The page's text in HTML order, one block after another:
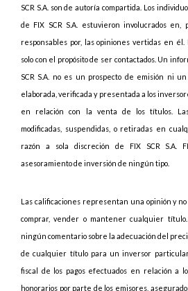
SCR S.A. son de autoría compartida. Los
de FIX SCR S.A. estuvieron involucrados
responsables por, las opiniones vertidas en él.
solo con el propósito de ser contactados. Un
SCR S.A. no es un prospecto de emisión ni
elaborada, verificada y presentada a los
en relación con la venta de los títulos.
modificadas, suspendidas, o retiradas en
razón a sola discreción de FIX SCR S.A.
asesoramiento de inversión de ningún tipo.
Las calificaciones representan una opinión y
comprar, vender o mantener cualquier
ningún comentario sobre la adecuación del
de cualquier título para un inversor
fiscal de los pagos efectuados en relación a
honorarios por parte de los emisores,